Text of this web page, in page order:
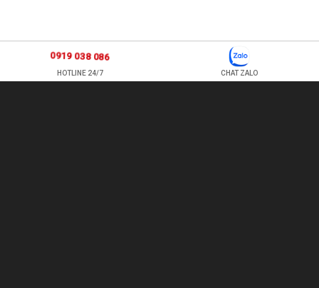
0919 038 086
HOTLINE 24/7 CHAT ZALO